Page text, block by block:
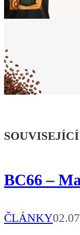
že jsi Maker!
Koupit tričko
BC66 –
ČLÁNKY